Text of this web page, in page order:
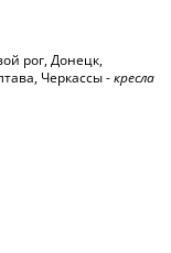
рог, Донецк,
Черкассы -кресла